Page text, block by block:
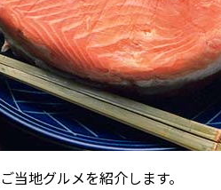
当地グルメを紹介します。